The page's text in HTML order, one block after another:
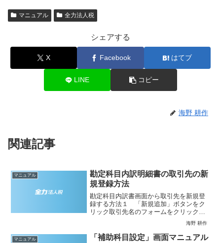
マニュアル 全力法人税
シェアする
X Facebook はてブ
LINE コピー
海野 耕作
関連記事
マニュアル
勘定科目内訳明細書の取引先の新
規登録方法
勘定科目内訳書画面から取引先を新規登
録する方法１ 「新規追加」ボタンをク
リック取引先名のフォームをクリックす
ると下に現れる「新規追加」をクリック
します。２ 「名簿新規登録」フォーム
に必要事項を入力「新規追加」を押す
海野 耕作
マニュアル
「補助科目設定」画面マニュアル